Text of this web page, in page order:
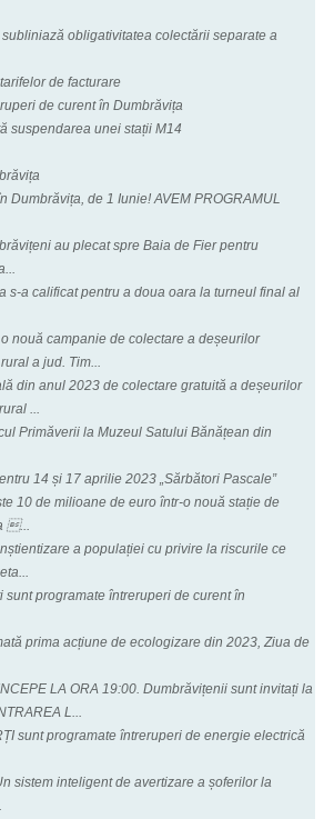
subliniază obligativitatea colectării separate a
de facturare
de curent în Dumbrăvița
suspendarea unei stații M14
Dumbrăvița, de 1 Iunie! AVEM PROGRAMUL
au plecat spre Baia de Fier pentru
s-a calificat pentru a doua oara la turneul final al
nouă campanie de colectare a deșeurilor
a jud. Tim...
din anul 2023 de colectare gratuită a deșeurilor
...
Primăverii la Muzeul Satului Bănățean din
14 și 17 aprilie 2023 „Sărbători Pascale”
10 de milioane de euro într-o nouă stație de
...
a populației cu privire la riscurile ce
sunt programate întreruperi de curent în
prima acțiune de ecologizare din 2023, Ziua de
LA ORA 19:00. Dumbrăvițenii sunt invitați la
L...
sunt programate întreruperi de energie electrică
sistem inteligent de avertizare a șoferilor la